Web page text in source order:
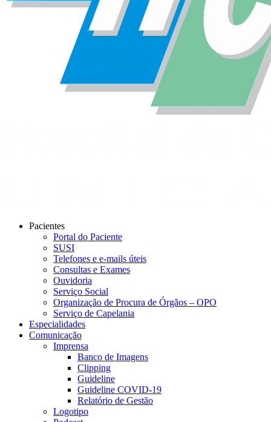
Pacientes
Portal do Paciente
SUSI
Telefones e e-mails úteis
Consultas e Exames
Ouvidoria
Serviço Social
Organização de Procura de Órgãos – OPO
Serviço de Capelania
Especialidades
Comunicação
Imprensa
Banco de Imagens
Clipping
Guideline
Guideline COVID-19
Relatório de Gestão
Logotipo